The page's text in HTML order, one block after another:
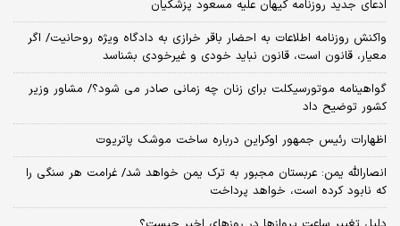
ادعای جدید روزنامه کیهان علیه مسعود پزشکیان
واکنش روزنامه اطلاعات به احضار باقر خرازی به دادگاه ویژه روحانیت/ اگر
معیار، قانون است، قانون نباید خودی و غیرخودی بشناسد
گواهینامه موتورسیکلت برای زنان چه زمانی صادر می شود؟/ مشاور وزیر
کشور توضیح داد
اظهارات رئیس جمهور اوکراین درباره ساخت موشک پاتریوت
انصارالله یمن: عربستان مجبور به ترک یمن خواهد شد/ غرامت هر سنگی را
که نابود کرده است، خواهد پرداخت